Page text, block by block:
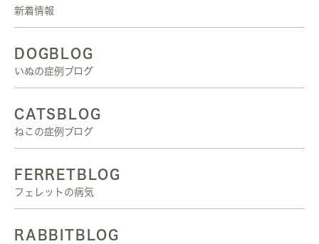
新着情報
DOGBLOG
いぬの症例ブログ
CATSBLOG
ねこの症例ブログ
FERRETBLOG
フェレットの病気
RABBITBLOG